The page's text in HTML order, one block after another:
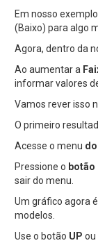
Em nosso
(Baixo) para algo
Agora, dentro da
Ao aumentar a
informar valores
Vamos rever isso
O primeiro
Acesse o menu
Pressione o botão
sair do menu.
Um gráfico agora
modelos.
Use o botão UP ou